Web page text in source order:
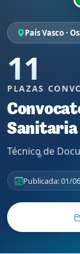
País Vasco ·
11
PLAZAS
Sanitaria
Técnico de
Publicada: 01/